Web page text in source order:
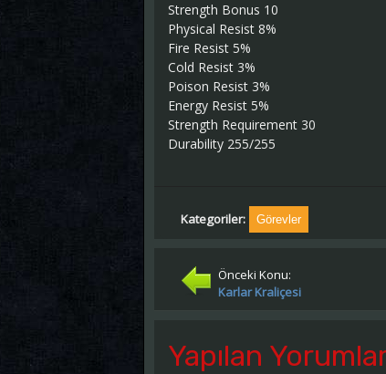
Strength Bonus 10
Physical Resist 8%
Fire Resist 5%
Cold Resist 3%
Poison Resist 3%
Energy Resist 5%
Strength Requirement 30
Durability 255/255
Kategoriler: Görevler
Önceki Konu:
Karlar Kraliçesi
Yapılan